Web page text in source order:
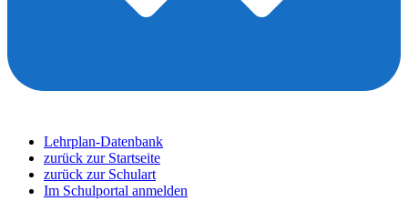
Lehrplan-Datenbank
zurück zur Startseite
zurück zur Schulart
Im Schulportal anmelden